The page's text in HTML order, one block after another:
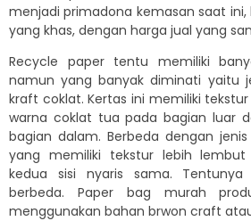
menjadi primadona kemasan saat
yang khas, dengan harga jual yang
Recycle paper tentu memiliki
namun yang banyak diminati yaitu
kraft coklat. Kertas ini memiliki
warna coklat tua pada bagian luar
bagian dalam. Berbeda dengan
yang memiliki tekstur lebih
kedua sisi nyaris sama.
berbeda. Paper bag murah
menggunakan bahan brwon craft